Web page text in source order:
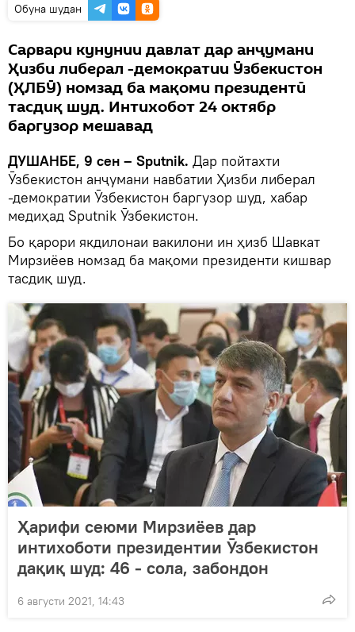
Обуна шудан
Сарвари кунунии давлат дар анҷумани
Ҳизби либерал -демократии Ӯзбекистон
(ҲЛБӮ) номзад ба мақоми президентӣ
тасдиқ шуд. Интихобот 24 октябр
баргузор мешавад
ДУШАНБЕ, 9 сен – Sputnik. Дар пойтахти
Ӯзбекистон анҷумани навбатии Ҳизби либерал
-демократии Ӯзбекистон баргузор шуд, хабар
медиҳад Sputnik Ӯзбекистон.
Бо қарори якдилонаи вакилони ин ҳизб Шавкат
Мирзиёев номзад ба мақоми президенти кишвар
тасдиқ шуд.
Ҳарифи сеюми Мирзиёев дар
интихоботи президентии Ӯзбекистон
дақиқ шуд: 46 - cола, забондон
6 августи 2021, 14:43